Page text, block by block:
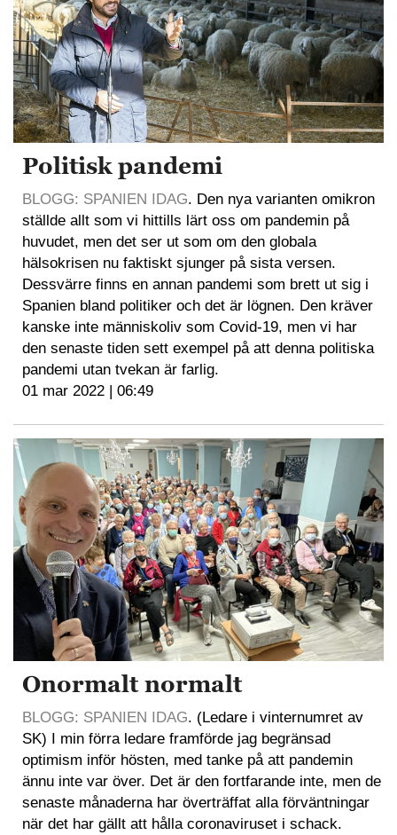
Politisk pandemi
BLOGG: SPANIEN IDAG. Den nya varianten omikron
ställde allt som vi hittills lärt oss om pandemin på
huvudet, men det ser ut som om den globala
hälsokrisen nu faktiskt sjunger på sista versen.
Dessvärre finns en annan pandemi som brett ut sig i
Spanien bland politiker och det är lögnen. Den kräver
kanske inte människoliv som Covid-19, men vi har
den senaste tiden sett exempel på att denna politiska
pandemi utan tvekan är farlig.
01 mar 2022 | 06:49
Onormalt normalt
BLOGG: SPANIEN IDAG. (Ledare i vinternumret av
SK) I min förra ledare framförde jag begränsad
optimism inför hösten, med tanke på att pandemin
ännu inte var över. Det är den fortfarande inte, men de
senaste månaderna har överträffat alla förväntningar
när det har gällt att hålla coronaviruset i schack.